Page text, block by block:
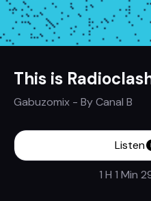
This is
Gabuzomix - ByCanal B
Listen
1 H 1 Min